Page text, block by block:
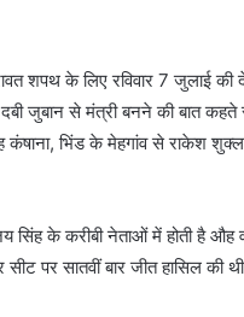
शपथ के लिए रविवार 7 जुलाई
जुबान से मंत्री बनने की बात
भिंड के मेहगांव से राकेश
सिंह के करीबी नेताओं में होती है
पर सातवीं बार जीत हासिल की